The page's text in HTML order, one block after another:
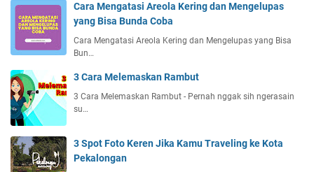
Cara Mengatasi Areola Kering dan Mengelupas
yang Bisa Bunda Coba
Cara Mengatasi Areola Kering dan Mengelupas yang Bisa
Bun…
3 Cara Melemaskan Rambut
3 Cara Melemaskan Rambut - Pernah nggak sih ngerasain
su…
3 Spot Foto Keren Jika Kamu Traveling ke Kota
Pekalongan